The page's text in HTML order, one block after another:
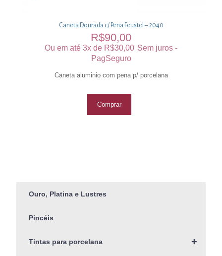
Caneta Dourada c/ Pena Feustel – 2040
R$90,00
Ou em até 3x de R$30,00 Sem juros -
PagSeguro
Caneta aluminio com pena p/ porcelana
Comprar
Ouro, Platina e Lustres
Pincéis
+
Tintas para porcelana